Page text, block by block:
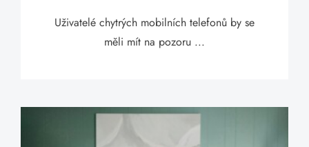
Uživatelé chytrých mobilních telefonů by se
měli mít na pozoru ...